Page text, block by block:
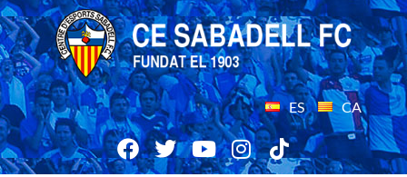
ES CA